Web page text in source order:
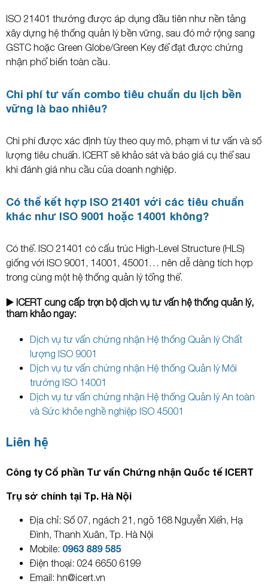
ISO 21401 thường được áp dụng đầu tiên như nền tảng
xây dựng hệ thống quản lý bền vững, sau đó mở rộng sang
GSTC hoặc Green Globe/Green Key để đạt được chứng
nhận phổ biến toàn cầu.
Chi phí tư vấn combo tiêu chuẩn du lịch bền
vững là bao nhiêu?
Chi phí được xác định tùy theo quy mô, phạm vi tư vấn và số
lượng tiêu chuẩn. ICERT sẽ khảo sát và báo giá cụ thể sau
khi đánh giá nhu cầu của doanh nghiệp.
Có thể kết hợp ISO 21401 với các tiêu chuẩn
khác như ISO 9001 hoặc 14001 không?
Có thể. ISO 21401 có cấu trúc High-Level Structure (HLS)
giống với ISO 9001, 14001, 45001… nên dễ dàng tích hợp
trong cùng một hệ thống quản lý tổng thể.
▶️ ICERT cung cấp trọn bộ dịch vụ tư vấn hệ thống quản lý,
tham khảo ngay:
Dịch vụ tư vấn chứng nhận Hệ thống Quản lý Chất
lượng ISO 9001
Dịch vụ tư vấn chứng nhận Hệ thống Quản lý Môi
trường ISO 14001
Dịch vụ tư vấn chứng nhận Hệ thống Quản lý An toàn
và Sức khỏe nghề nghiệp ISO 45001
Liên hệ
Công ty Cổ phần Tư vấn Chứng nhận Quốc tế ICERT
Trụ sở chính tại Tp. Hà Nội
Địa chỉ: Số 07, ngách 21, ngõ 168 Nguyễn Xiển, Hạ
Đình, Thanh Xuân, Tp. Hà Nội
Mobile: 0963 889 585
Điện thoại: 024 6650 6199
Email: hn@icert.vn